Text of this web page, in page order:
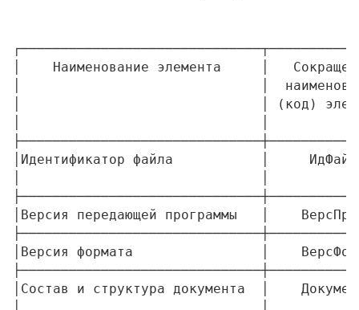
│    Наименование элемента     │
│                              │
│                              │ (код)
│Идентификатор файла           │
│Версия передающей программы
│Версия формата                │
│Состав и структура документа  │